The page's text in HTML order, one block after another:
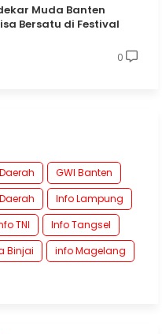
Muda Banten
Bersatu di Festival
0
Daerah
GWI Banten
Info Lampung
TNI
Info Tangsel
Binjai
info Magelang